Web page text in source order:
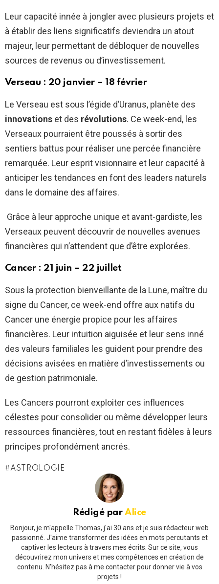
Leur capacité innée à jongler avec plusieurs projets et
à établir des liens significatifs deviendra un atout
majeur, leur permettant de débloquer de nouvelles
sources de revenus ou d’investissement.
Verseau : 20 janvier – 18 février
Le Verseau est sous l’égide d’Uranus, planète des
innovations et des révolutions. Ce week-end, les
Verseaux pourraient être poussés à sortir des
sentiers battus pour réaliser une percée financière
remarquée. Leur esprit visionnaire et leur capacité à
anticiper les tendances en font des leaders naturels
dans le domaine des affaires.
Grâce à leur approche unique et avant-gardiste, les
Verseaux peuvent découvrir de nouvelles avenues
financières qui n’attendent que d’être explorées.
Cancer : 21 juin – 22 juillet
Sous la protection bienveillante de la Lune, maître du
signe du Cancer, ce week-end offre aux natifs du
Cancer une énergie propice pour les affaires
financières. Leur intuition aiguisée et leur sens inné
des valeurs familiales les guident pour prendre des
décisions avisées en matière d’investissements ou
de gestion patrimoniale.
Les Cancers pourront exploiter ces influences
célestes pour consolider ou même développer leurs
ressources financières, tout en restant fidèles à leurs
principes profondément ancrés.
ASTROLOGIE
Rédigé parAlice
Bonjour, je m'appelle Thomas, j'ai 30 ans et je suis rédacteur web
passionné. J'aime transformer des idées en mots percutants et
captiver les lecteurs à travers mes écrits. Sur ce site, vous
découvrirez mon univers et mes compétences en création de
contenu. N'hésitez pas à me contacter pour donner vie à vos
projets !